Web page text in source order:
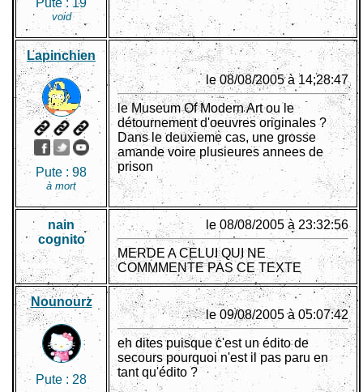
Pute : 19
void
Lapinchien
Pute : 98
à mort
le 08/08/2005 à 14:28:47
le Museum Of Modern Art ou le
détournement d'oeuvres originales ?
Dans le deuxieme cas, une grosse
amande voire plusieures annees de
prison
nain
cognito
le 08/08/2005 à 23:32:56
MERDE A CELUI QUI NE
COMMMENTE PAS CE TEXTE
Nounourz
Pute : 28
le 09/08/2005 à 05:07:42
eh dites puisque c'est un édito de
secours pourquoi n'est il pas paru en
tant qu'édito ?